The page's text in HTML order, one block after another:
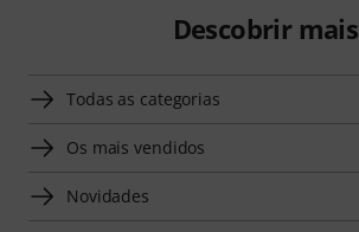
Descobrir mais
Todas as categorias
Os mais vendidos
Novidades